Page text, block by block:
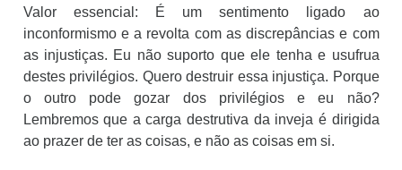
Valor essencial: É um sentimento ligado ao
inconformismo e a revolta com as discrepâncias e com
as injustiças. Eu não suporto que ele tenha e usufrua
destes privilégios. Quero destruir essa injustiça. Porque
o outro pode gozar dos privilégios e eu não?
Lembremos que a carga destrutiva da inveja é dirigida
ao prazer de ter as coisas, e não as coisas em si.